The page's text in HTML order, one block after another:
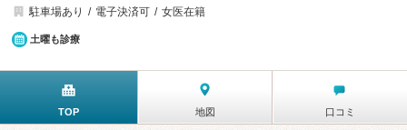
駐車場あり
電子決済可 女医在籍
土曜も診療
TOP 地図 口コミ